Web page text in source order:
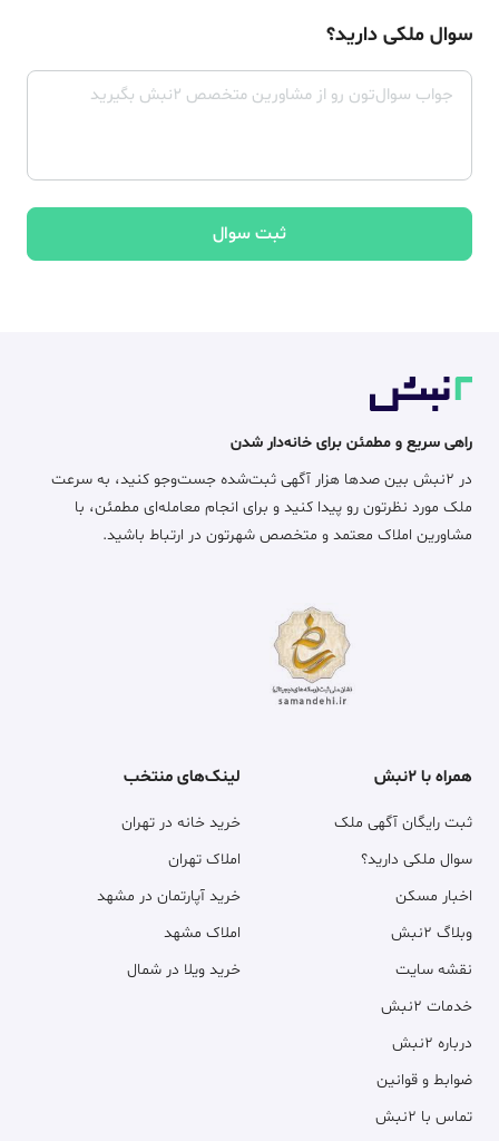
سوال ملکی دارید؟
ثبت سوال
راهی سریع و مطمئن برای خانه‌دار شدن
در ۲نبش بین صدها هزار آگهی ثبت‌شده جست‌وجو کنید، به سرعت
ملک مورد نظرتون رو پیدا کنید و برای انجام معامله‌ای مطمئن، با
مشاورین املاک معتمد و متخصص شهرتون در ارتباط باشید.
همراه با ۲نبش
ثبت رایگان آگهی ملک
سوال ملکی دارید؟
اخبار مسکن
وبلاگ ۲نبش
نقشه سایت
خدمات ۲نبش
درباره ۲نبش
ضوابط و قوانین
تماس با ۲نبش
لینک‌های منتخب
خرید خانه در تهران
املاک تهران
خرید آپارتمان در مشهد
املاک مشهد
خرید ویلا در شمال